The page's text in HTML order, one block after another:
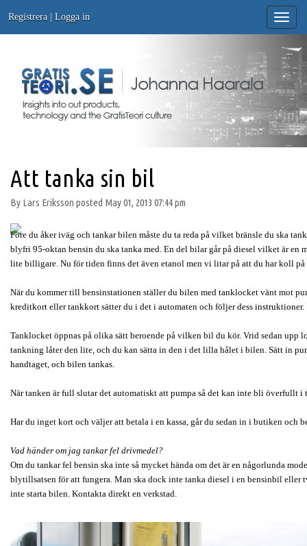
Toggle
Registrera | Logga in
Att tanka sin bil
By Lars Eriksson posted May 01, 2013 07:44 pm
Före du åker iväg och tankar bilen måste du ta reda på vilket bränsle du ska
blyfri 95-oktan bensin du ska tanka med. En del bilar går på diesel vilket är en
lite billigare. Nu för tiden finns det även etanol men vi litar på att du har koll på
När du kommer till bensinstationen ställer du bilen med tanklocket vänt mot
kreditkort eller tankkort sätter du i det i automaten och följer dess instruktioner.
Tanklocket öppnas på olika sätt beroende på vilken bil du kör. Vrid sedan upp
tankning låter den lite, och du kan sätta in den i det lilla hålet i bilen. Sätt in
handtaget, och bilen tankas.
När tanken är full slutar det automatiskt att pumpa så det kan inte bli överfullt i
Har du inget kort och väljer att betala i en kassa, går du sedan in i butiken och
Vad händer om jag tankar fel drivmedel?
Om du tankar fel bensin ska inte så mycket hända om det är en någorlunda
blytillsatsen för att fungera. Man ska dock inte tanka diesel i en bensinbil eller
inte starta bilen. Kontakta direkt en verkstad.